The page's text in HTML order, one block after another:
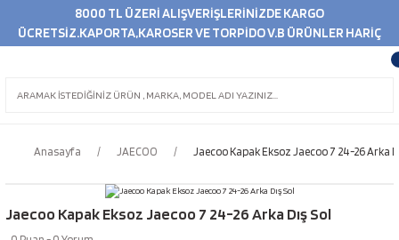
8000 TL ÜZERİ ALIŞVERİŞLERİNİZDE KARGO
ÜCRETSİZ.KAPORTA,KAROSER VE TORPİDO V.B ÜRÜNLER HARİÇ
Anasayfa JAECOO Jaecoo Kapak Eksoz Jaecoo 7 24-26 Arka
Jaecoo Kapak Eksoz Jaecoo 7 24-26 Arka Dış Sol